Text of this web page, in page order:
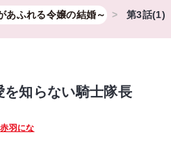
あふれる令嬢の結婚～ 第3話(1)
知らない騎士隊長
赤羽にな